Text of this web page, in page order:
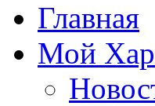
Главная
Мой